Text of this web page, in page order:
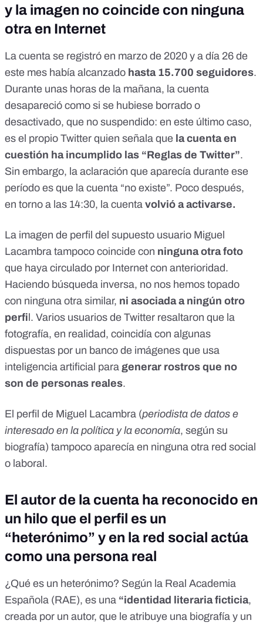
y la imagen no coincide con ninguna
otra en Internet
La cuenta se registró en marzo de 2020 y a día 26 de
este mes había alcanzado hasta 15.700 seguidores.
Durante unas horas de la mañana, la cuenta
desapareció como si se hubiese borrado o
desactivado, que no suspendido: en este último caso,
es el propio Twitter quien señala que la cuenta en
cuestión ha incumplido las “Reglas de Twitter”.
Sin embargo, la aclaración que aparecía durante ese
período es que la cuenta “no existe”. Poco después,
en torno a las 14:30, la cuenta volvió a activarse.
La imagen de perfil del supuesto usuario Miguel
Lacambra tampoco coincide con ninguna otra foto
que haya circulado por Internet con anterioridad.
Haciendo búsqueda inversa, no nos hemos topado
con ninguna otra similar, ni asociada a ningún otro
perfi l. Varios usuarios de Twitter resaltaron que la
fotografía, en realidad, coincidía con algunas
dispuestas por un banco de imágenes que usa
inteligencia artificial para generar rostros que no
son de personas reales.
El perfil de Miguel Lacambra (periodista de datos e
interesado en la política y la economía, según su
biografía) tampoco aparecía en ninguna otra red social
o laboral.
El autor de la cuenta ha reconocido en
un hilo que el perfil es un
“heterónimo” y en la red social actúa
como una persona real
¿Qué es un heterónimo? Según la Real Academia
Española (RAE), es una “identidad literaria ficticia,
creada por un autor, que le atribuye una biografía y un